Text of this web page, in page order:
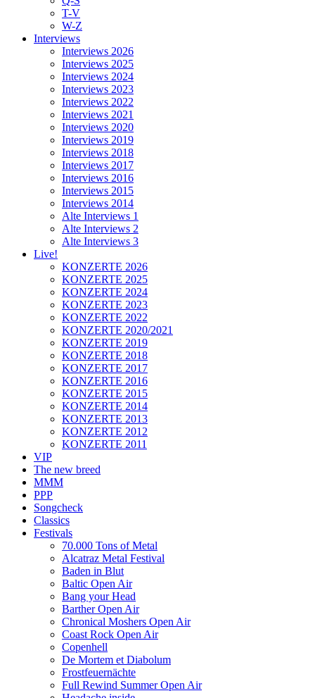
T-V
W-Z
Interviews
Interviews 2026
Interviews 2025
Interviews 2024
Interviews 2023
Interviews 2022
Interviews 2021
Interviews 2020
Interviews 2019
Interviews 2018
Interviews 2017
Interviews 2016
Interviews 2015
Interviews 2014
Alte Interviews 1
Alte Interviews 2
Alte Interviews 3
Live!
KONZERTE 2026
KONZERTE 2025
KONZERTE 2024
KONZERTE 2023
KONZERTE 2022
KONZERTE 2020/2021
KONZERTE 2019
KONZERTE 2018
KONZERTE 2017
KONZERTE 2016
KONZERTE 2015
KONZERTE 2014
KONZERTE 2013
KONZERTE 2012
KONZERTE 2011
VIP
The new breed
MMM
PPP
Songcheck
Classics
Festivals
70.000 Tons of Metal
Alcatraz Metal Festival
Baden in Blut
Baltic Open Air
Bang your Head
Barther Open Air
Chronical Moshers Open Air
Coast Rock Open Air
Copenhell
De Mortem et Diabolum
Frostfeuernächte
Full Rewind Summer Open Air